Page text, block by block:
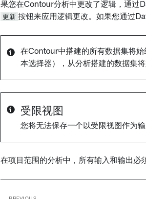
果您在Contour分析中更改了逻辑，通过
更新 按钮来应用逻辑更改。如果您通过
在Contour中搭建的所有数据集将
本选择器），从分析搭建的数据集将
受限视图
您将无法保存一个以受限视图作为输
在项目范围的分析中，所有输入和输出必